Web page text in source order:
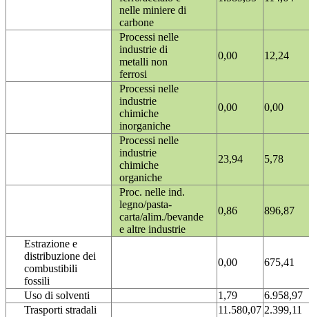
nelle miniere di
carbone
Processi nelle
industrie di
metalli non
ferrosi
0,00 12,24
Processi nelle
industrie
chimiche
inorganiche
0,00 0,00
Processi nelle
industrie
chimiche
organiche
23,94 5,78
Proc. nelle ind.
legno/pasta-
carta/alim./bevande
e altre industrie
0,86 896,87
Estrazione e
distribuzione dei
combustibili
fossili
0,00 675,41
Uso di solventi 1,79
6.958,97
Trasporti stradali
11.580,07 2.399,11